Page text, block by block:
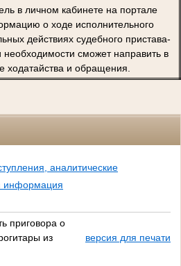
в личном кабинете на портале
о ходе исполнительного
действиях судебного пристава-
необходимости сможет направить в
ходатайства и обращения.
аналитические
информация
приговора о
из
версия для печати